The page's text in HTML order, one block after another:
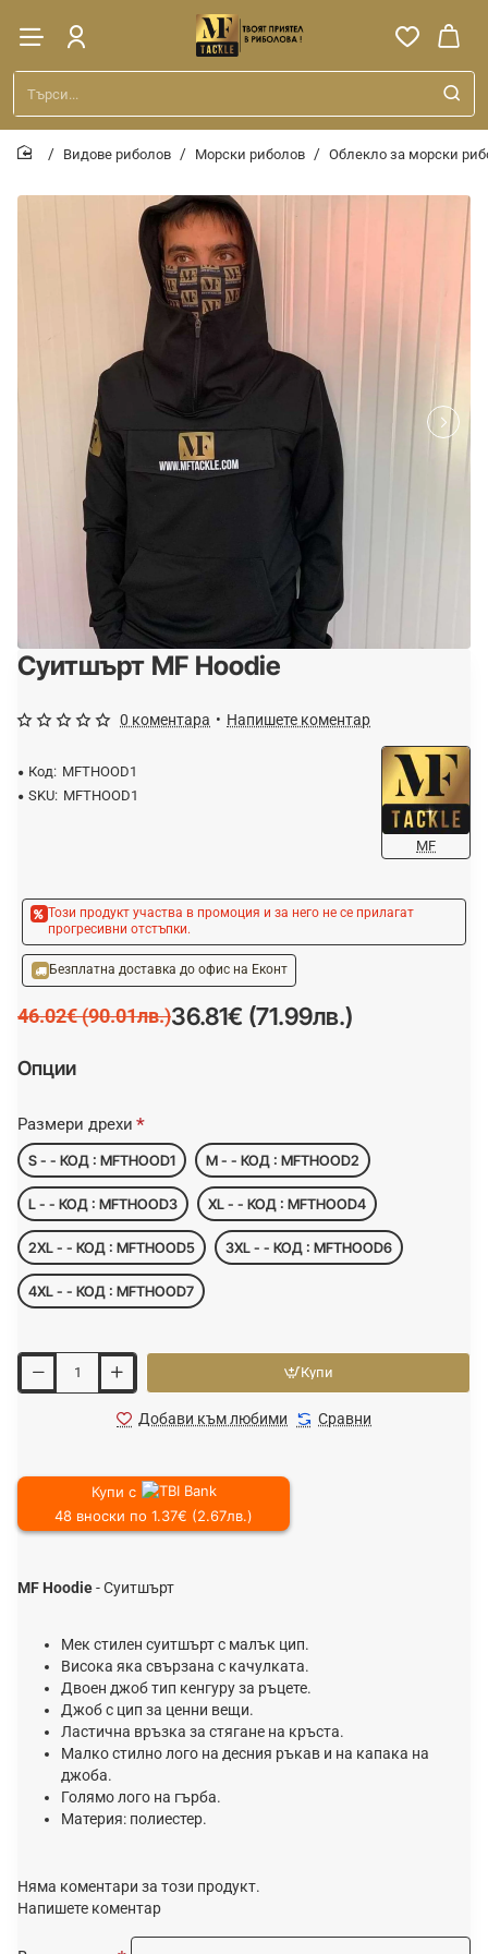
Търси...
Видове риболов Морски риболов Облекло за морски
-20%
Суитшърт MF Hoodie
Код: MFTHOOD1
SKU: MFTHOOD1
MF
0 коментара • Напишете коментар
Този продукт участва в промоция и за него не се прилагат
прогресивни отстъпки.
Безплатна доставка до офис на Еконт
36.81€ (71.99лв.)
46.02€ (90.01лв.)
Опции
Размери дрехи
S - - КОД : MFTHOOD1 M - - КОД : MFTHOOD2
L - - КОД : MFTHOOD3 XL - - КОД : MFTHOOD4
2XL - - КОД : MFTHOOD5 3XL - - КОД : MFTHOOD6
4XL - - КОД : MFTHOOD7
Купи
Добави към любими Сравни
Купи с
48 вноски по 1.37€ (2.67лв.)
MF Hoodie- Суитшърт
Мек стилен суитшърт с малък цип.
Висока яка свързана с качулката.
Двоен джоб тип кенгуру за ръцете.
Джоб с цип за ценни вещи.
Ластична връзка за стягане на кръста.
Малко стилно лого на десния ръкав и на капака на
джоба.
Голямо лого на гърба.
Материя: полиестер.
Няма коментари за този продукт.
Напишете коментар